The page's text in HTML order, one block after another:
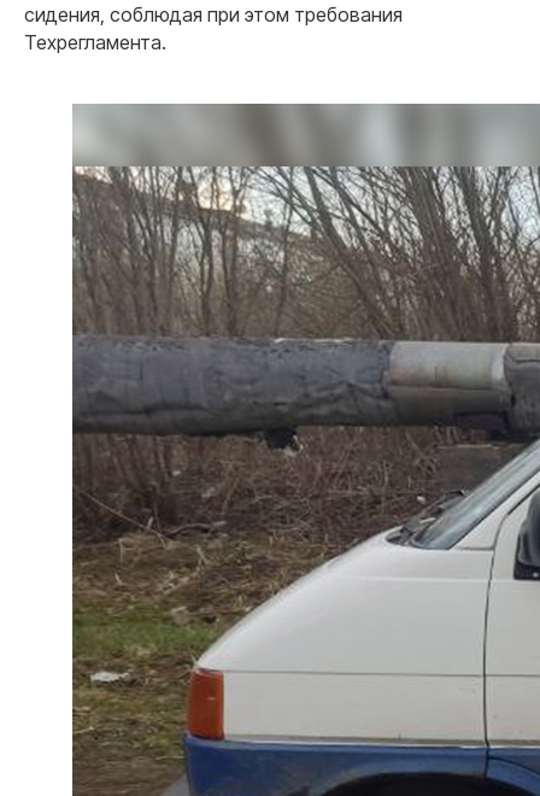
сидения, соблюдая при этом требования
Техрегламента.